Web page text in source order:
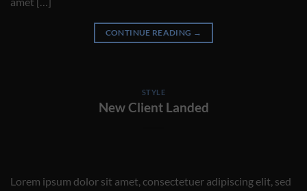
CONTINUE READING →
STYLE
New Client Landed
Lorem ipsum dolor sit amet, consectetuer adipiscing elit, sed